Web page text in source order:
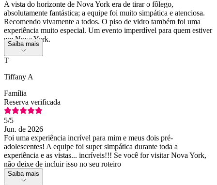
A vista do horizonte de Nova York era de tirar o fôlego,
absolutamente fantástica; a equipe foi muito simpática e atenciosa.
Recomendo vivamente a todos. O piso de vidro também foi uma
experiência muito especial. Um evento imperdível para quem estiver
em Nova York.
Saiba mais
T
Tiffany A
Família
Reserva verificada
5/5
Jun. de 2026
Foi uma experiência incrível para mim e meus dois pré-
adolescentes! A equipe foi super simpática durante toda a
experiência e as vistas... incríveis!!! Se você for visitar Nova York,
não deixe de incluir isso no seu roteiro
Saiba mais